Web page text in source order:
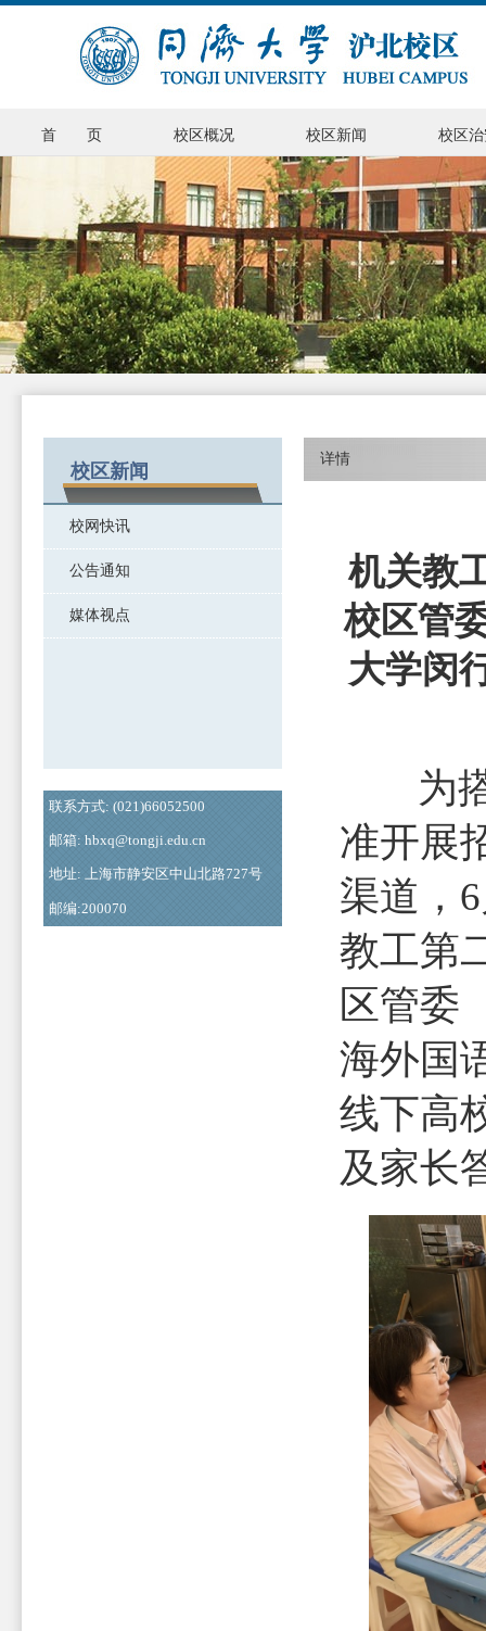
首 页 校区概况 校区新闻 校区
校区新闻
校网快讯
公告通知
媒体视点
联系方式: (021)66052500
邮箱: hbxq@tongji.edu.cn
地址: 上海市静安区中山北路727号
邮编:200070
详情
机关教
校区管
大学闵
为搭
准开展
渠道，
教工第
区管委
海外国
线下高
及家长